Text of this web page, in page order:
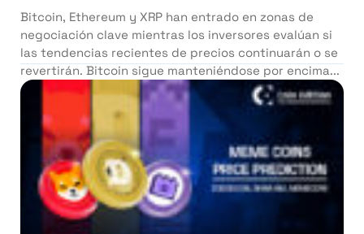
Bitcoin, Ethereum y XRP han entrado en zonas de
negociación clave mientras los inversores evalúan si
las tendencias recientes de precios continuarán o se
revertirán. Bitcoin sigue manteniéndose por encima...